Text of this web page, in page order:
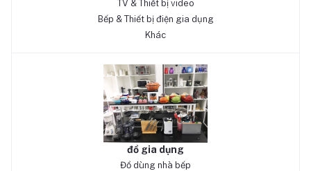
TV & Thiết bị video
Bếp & Thiết bị điện gia dụng
Khác
đồ gia dụng
Đồ dùng nhà bếp